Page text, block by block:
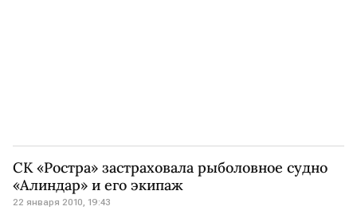
CК «Ростра» застраховала рыболовное судно
«Алиндар» и его экипаж
22 января 2010, 19:43